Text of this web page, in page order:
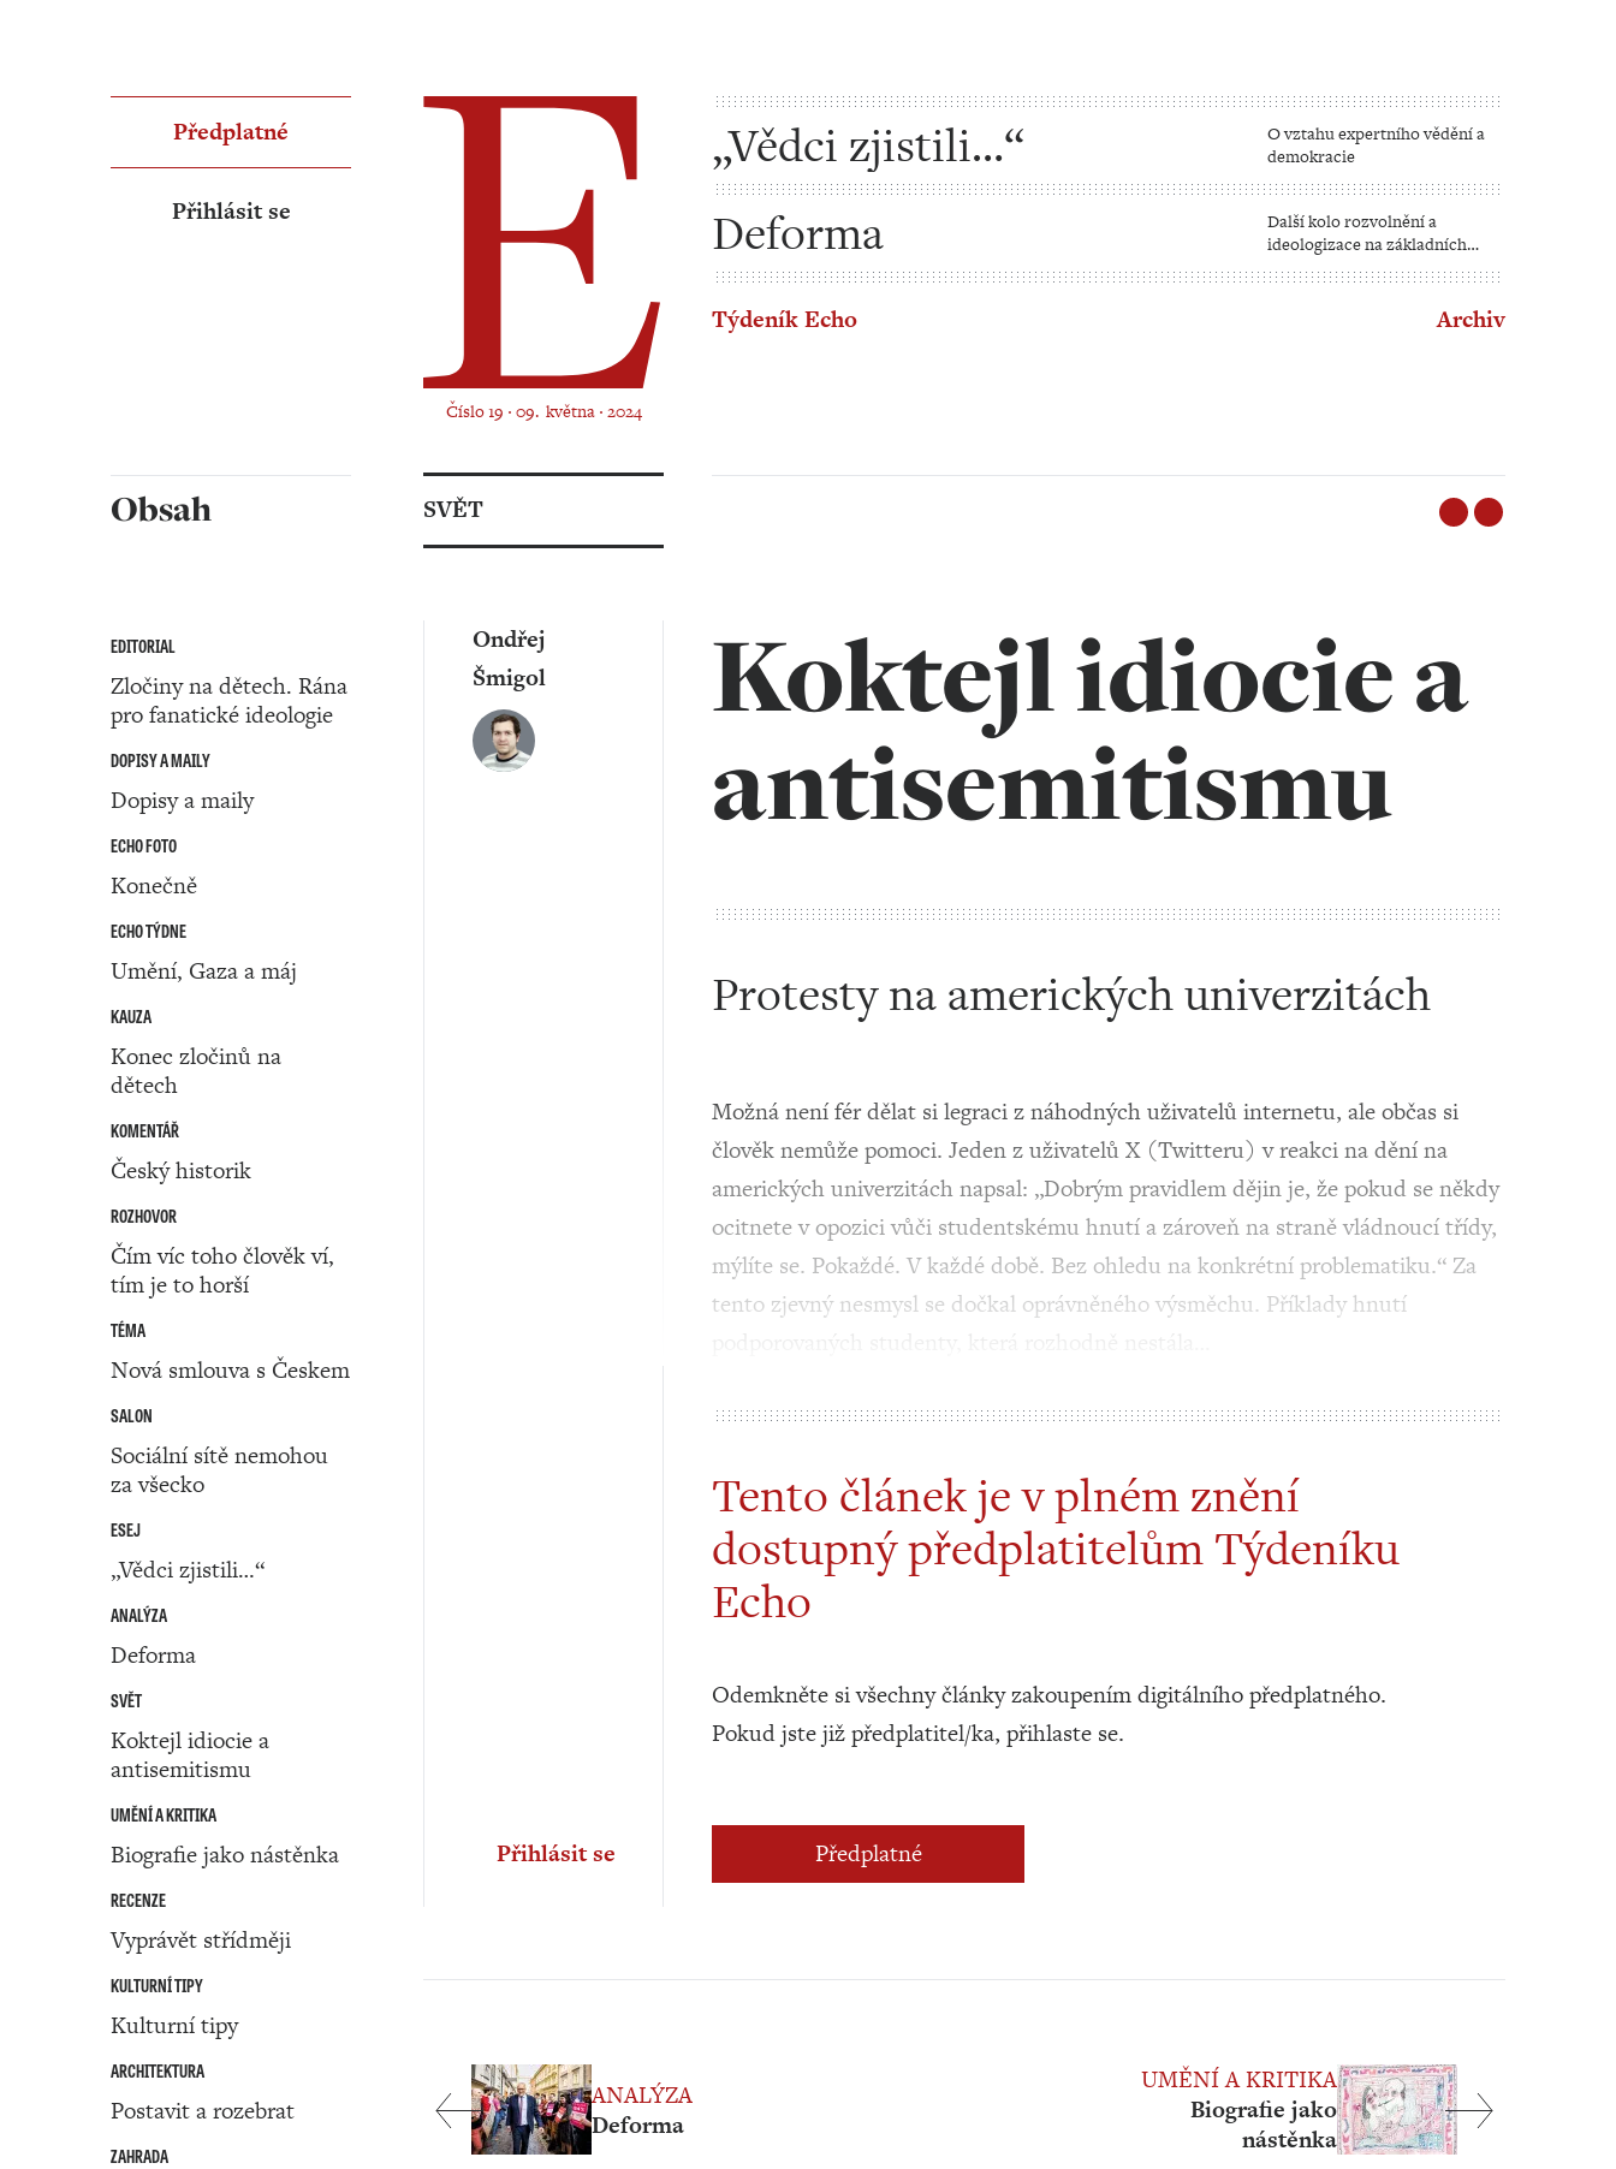
Číslo 19 ‧ 09. května ‧ 2024
„Vědci zjistili…“
O vztahu expertního vědění a
demokracie
Deforma
Další kolo rozvolnění a
ideologizace na základních
školách
Týdeník Echo Archiv
Předplatné
Přihlásit se
Obsah
EDITORIAL
Zločiny na dětech. Rána
pro fanatické ideologie
DOPISY A MAILY
Dopisy a maily
ECHO FOTO
Konečně
ECHO TÝDNE
Umění, Gaza a máj
KAUZA
Konec zločinů na
dětech
KOMENTÁŘ
Český historik
ROZHOVOR
Čím víc toho člověk ví,
tím je to horší
TÉMA
Nová smlouva s Českem
SALON
Sociální sítě nemohou
za všecko
ESEJ
„Vědci zjistili…“
ANALÝZA
Deforma
SVĚT
Koktejl idiocie a
antisemitismu
UMĚNÍ A KRITIKA
Biografie jako nástěnka
RECENZE
Vyprávět střídměji
KULTURNÍ TIPY
Kulturní tipy
ARCHITEKTURA
Postavit a rozebrat
ZAHRADA
SVĚT
Koktejl idiocie a
antisemitismu
Protesty na amerických univerzitách
Ondřej
Šmigol
Možná není fér dělat si legraci z náhodných uživatelů internetu, ale občas si
člověk nemůže pomoci. Jeden z uživatelů X (Twitteru) v reakci na dění na
amerických univerzitách napsal: „Dobrým pravidlem dějin je, že pokud se někdy
ocitnete v opozici vůči studentskému hnutí a zároveň na straně vládnoucí třídy,
mýlíte se. Pokaždé. V každé době. Bez ohledu na konkrétní problematiku.“ Za
tento zjevný nesmysl se dočkal oprávněného výsměchu. Příklady hnutí
Tento článek je v plném znění
dostupný předplatitelům Týdeníku
Echo
Odemkněte si všechny články zakoupením digitálního předplatného.
Pokud jste již předplatitel/ka, přihlaste se.
Předplatné
Přihlásit se
UMĚNÍ A KRITIKA
Biografie jako
nástěnka
ANALÝZA
Deforma